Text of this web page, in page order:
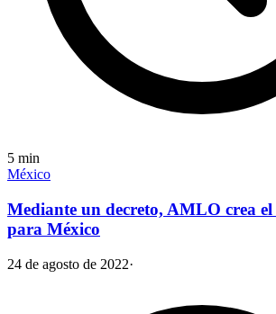
5 min
México
Mediante un decreto, AMLO crea
para México
24 de agosto de 2022·